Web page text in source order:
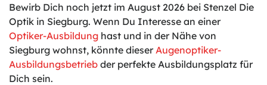
Bewirb Dich noch jetzt im August 2026 bei Stenzel Die
Optik in Siegburg. Wenn Du Interesse an einer
Optiker-Ausbildung hast und in der Nähe von
Siegburg wohnst, könnte dieser Augenoptiker-
Ausbildungsbetrieb der perfekte Ausbildungsplatz für
Dich sein.